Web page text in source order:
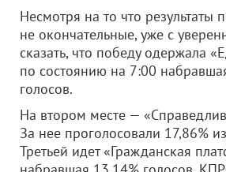
Несмотря на то что результаты
не окончательные, уже с
сказать, что победу одержала
по состоянию на 7:00
голосов.
На втором месте —
За нее проголосовали 17,86%
Третьей идет «Гражданская